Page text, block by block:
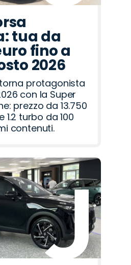
tua da
fino a
2026
protagonista
con la Super
prezzo da 13.750
1.2 turbo da 100
contenuti.